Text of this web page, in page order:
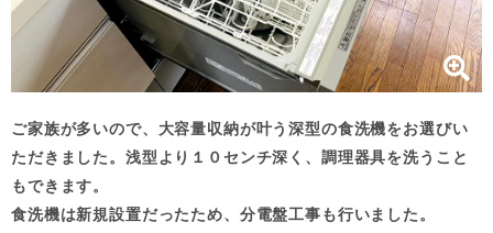
ご家族が多いので、大容量収納が叶う深型の食洗機をお選びい
ただきました。浅型より１０センチ深く、調理器具を洗うこと
もできます。
食洗機は新規設置だったため、分電盤工事も行いました。